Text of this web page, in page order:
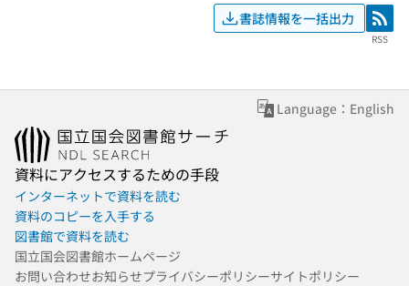
書誌情報を一括出力 RSS
RSS
Language：English
資料にアクセスするための手段
インターネットで資料を読む
資料のコピーを入手する
図書館で資料を読む
国立国会図書館ホームページ
お問い合わせお知らせプライバシーポリシーサイトポリシー